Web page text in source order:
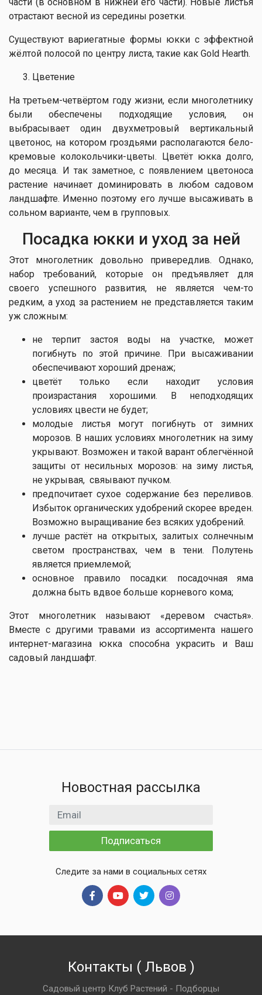
отрастают весной из середины розетки.
Существуют вариегатные формы юкки с эффектной
жёлтой полосой по центру листа, такие как Gold Hearth.
Цветение
На третьем-четвёртом году жизни, если многолетнику
были обеспечены подходящие условия, он
выбрасывает один двухметровый вертикальный
цветонос, на котором гроздьями располагаются бело-
кремовые колокольчики-цветы. Цветёт юкка долго,
до месяца. И так заметное, с появлением цветоноса
растение начинает доминировать в любом садовом
ландшафте. Именно поэтому его лучше высаживать в
сольном варианте, чем в групповых.
Посадка юкки и уход за ней
Этот многолетник довольно привередлив. Однако,
набор требований, которые он предъявляет для
своего успешного развития, не является чем-то
редким, а уход за растением не представляется таким
уж сложным:
не терпит застоя воды на участке, может
погибнуть по этой причине. При высаживании
обеспечивают хороший дренаж;
цветёт только если находит условия
произрастания хорошими. В неподходящих
условиях цвести не будет;
молодые листья могут погибнуть от зимних
морозов. В наших условиях многолетник на зиму
укрывают. Возможен и такой варант облегчённой
защиты от несильных морозов: на зиму листья,
не укрывая, свяывают пучком.
предпочитает сухое содержание без переливов.
Избыток органических удобрений скорее вреден.
Возможно выращивание без всяких удобрений.
лучше растёт на открытых, залитых солнечным
светом пространствах, чем в тени. Полутень
является приемлемой;
основное правило посадки: посадочная яма
должна быть вдвое больше корневого кома;
Этот многолетник называют «деревом счастья».
Вместе с другими травами из ассортимента нашего
интернет-магазина юкка способна украсить и Ваш
садовый ландшафт.
Новостная рассылка
Email адрес
Подписаться
Следите за нами в социальных сетях
Контакты ( Львов )
Садовый центр Клуб Растений - Подборцы